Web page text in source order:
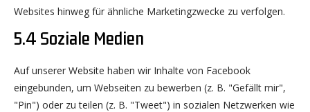
Websites hinweg für ähnliche Marketingzwecke zu verfolgen.
5.4 Soziale Medien
Auf unserer Website haben wir Inhalte von Facebook
eingebunden, um Webseiten zu bewerben (z. B. "Gefällt mir",
"Pin") oder zu teilen (z. B. "Tweet") in sozialen Netzwerken wie